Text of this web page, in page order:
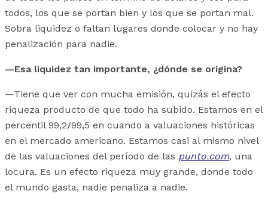
todos, los que se portan bien y los que se portan mal.
Sobra liquidez o faltan lugares donde colocar y no hay
penalización para nadie.
—Esa liquidez tan importante, ¿dónde se origina?
—Tiene que ver con mucha emisión, quizás el efecto
riqueza producto de que todo ha subido. Estamos en el
percentil 99,2/99,5 en cuando a valuaciones históricas
en el mercado americano. Estamos casi al mismo nivel
de las valuaciones del período de las punto.com, una
locura. Es un efecto riqueza muy grande, donde todo
el mundo gasta, nadie penaliza a nadie.